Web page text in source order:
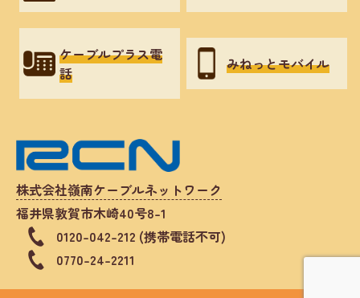
株式会社嶺南ケーブルネットワーク
福井県敦賀市木崎40号8-1
0120-042-212 (携帯電話不可)
0770-24-2211
ケーブルプラス電
話
みねっとモバイル